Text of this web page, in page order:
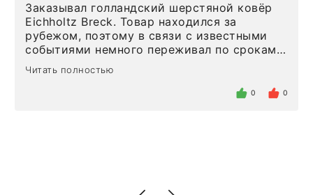
Заказывал голландский шерстяной ковёр
Eichholtz Breck. Товар находился за
рубежом, поэтому в связи с известными
событиями немного переживал по срокам.
Но homeadore привезли ровно в
определенное в договоре время, без
Читать полностью
0 0